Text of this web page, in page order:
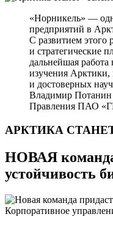
«Норникель» —
предприятий в
С развитием этого
и стратегические
дальнейшая работа
изучения Арктики,
и достоверных
Владимир Потанин
Правления ПАО
АРКТИКА
НОВАЯ
устойчивость
Корпоративное